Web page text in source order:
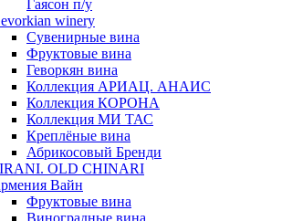
Гаясон п/у
winery
Сувенирные вина
Фруктовые вина
Геворкян вина
Коллекция АРИАЦ. АНАИС
Коллекция КОРОНА
Коллекция МИ ТАС
Креплёные вина
Абрикосовый Бренди
OLD CHINARI
Вайн
Фруктовые вина
Виноградные вина